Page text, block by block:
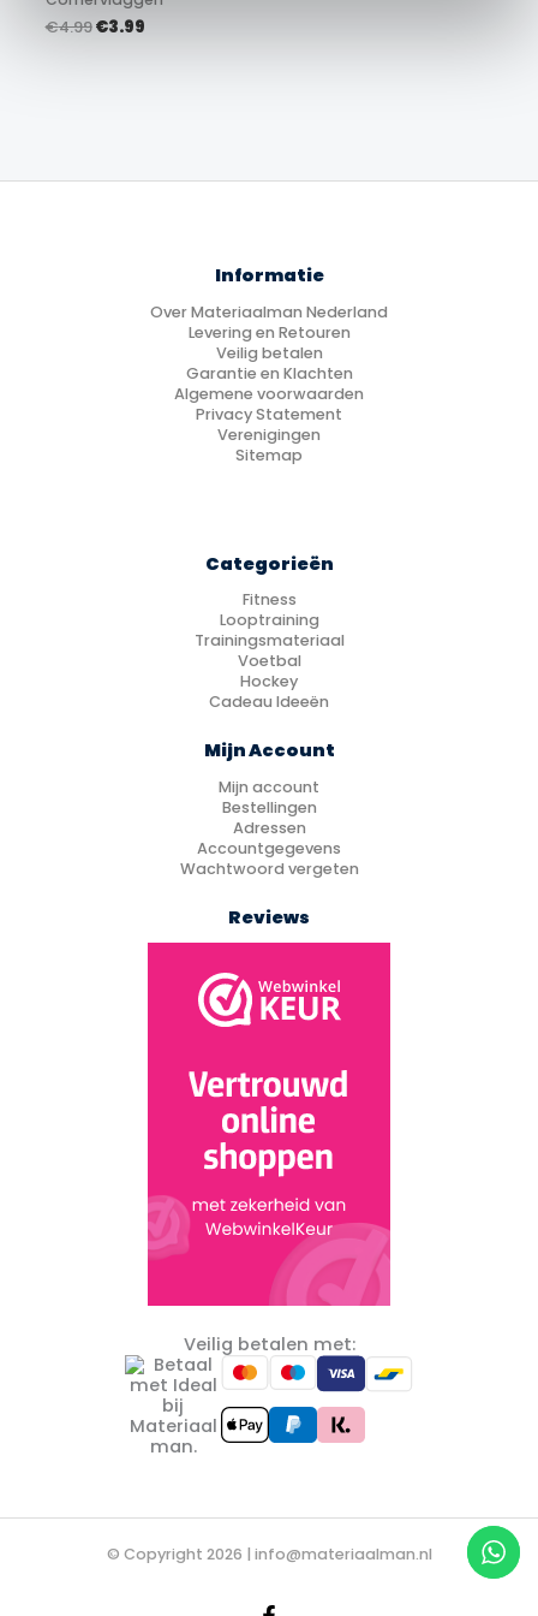
€4.99Oorspronkelijke
€3.99Huidige
Informatie
Over Materiaalman Nederland
Levering en Retouren
Veilig betalen
Garantie en Klachten
Algemene voorwaarden
Privacy Statement
Verenigingen
Sitemap
Categorieën
Fitness
Looptraining
Trainingsmateriaal
Voetbal
Hockey
Cadeau Ideeën
Mijn Account
Mijn account
Bestellingen
Adressen
Accountgegevens
Wachtwoord vergeten
Reviews
Veilig betalen met:
© Copyright 2026 | info@materiaalman.nl